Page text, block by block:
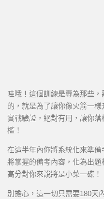
哇哦！這個訓練是專為那些
的，就是為了讓你像火箭一
實戰驗證，絕對有用，讓你
檻！
在這半年內你將系統化來準
將掌握的備考內容，化為出
高分對你來說將是小菜一碟！
別擔心，這一切只需要180天